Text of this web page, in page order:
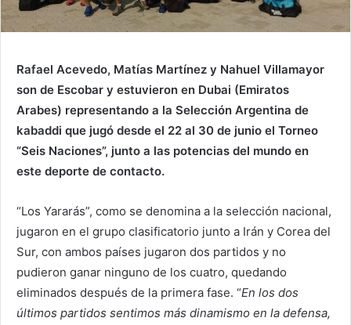
Rafael Acevedo, Matías Martínez y Nahuel Villamayor
son de Escobar y estuvieron en Dubai (Emiratos
Arabes) representando a la Selección Argentina de
kabaddi que jugó desde el 22 al 30 de junio el Torneo
“Seis Naciones”, junto a las potencias del mundo en
este deporte de contacto.
“Los Yararás”, como se denomina a la selección nacional,
jugaron en el grupo clasificatorio junto a Irán y Corea del
Sur, con ambos países jugaron dos partidos y no
pudieron ganar ninguno de los cuatro, quedando
eliminados después de la primera fase. “En los dos
últimos partidos sentimos más dinamismo en la defensa,